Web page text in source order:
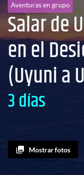
Aventuras en grupo
Salar de
en el
(Uyuni a
3 días
Mostrar fotos